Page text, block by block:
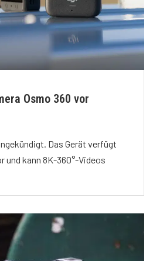
Osmo 360 vor
Das Gerät verfügt
und kann 8K-360°-Videos